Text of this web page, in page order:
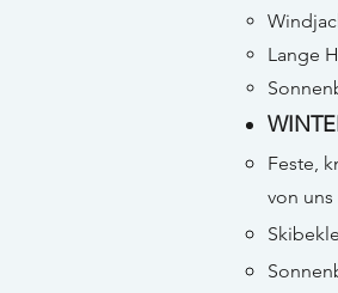
Lange
Feste,
von